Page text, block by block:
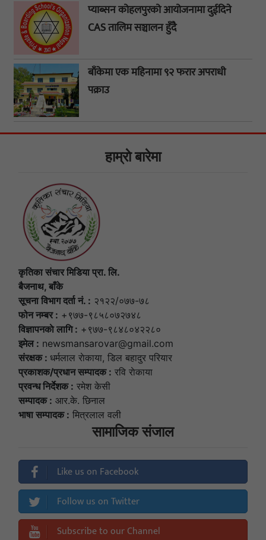
प्याब्सन कोहलपुरको आयोजनामा दुईदिने
CAS तालिम सञ्चालन हुँदै
बाँकेमा एक महिनामा ९२ फरार अपराधी
पक्राउ
हाम्राे बारेमा
कृतिका संचार मिडिया प्रा. लि.
बैजनाथ, बाँके
सूचना विभाग दर्ता नं. : २१२२/०७७-७८
फोन नम्बर : +९७७-९८५८०७२७४८
विज्ञापनकाे लागि : +९७७-९८४८०४२२८०
इमेल : newsmansarovar@gmail.com
संरक्षक : धर्मलाल राेकाया, डिल बहादुर परियार
प्रकाशक/प्रधान सम्पादक : रवि राेकाया
प्रवन्ध निर्देशक : रमेश केसी
सम्पादक : आर.के. छिनाल
भाषा सम्पादक : मित्रलाल वली
सामाजिक संजाल
Like us on Facebook
Follow us on Twitter
Subscribe to our Channel